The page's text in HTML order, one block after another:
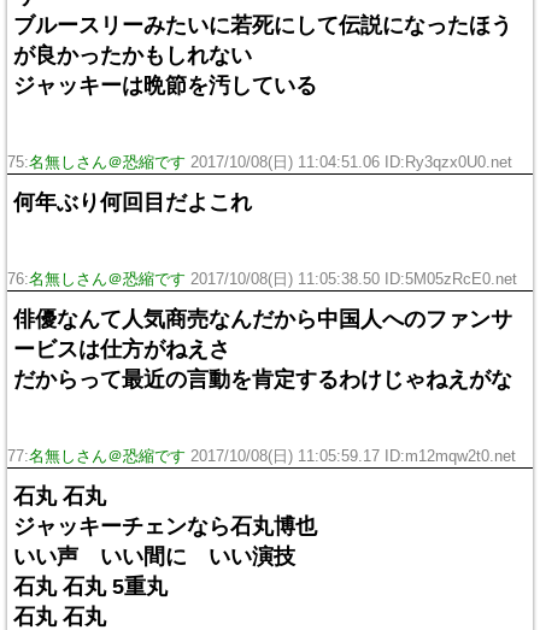
ブルースリーみたいに若死にして伝説になったほう
が良かったかもしれない
ジャッキーは晩節を汚している
75:名無しさん＠恐縮です 2017/10/08(日) 11:04:51.06 ID:Ry3qzx0U0.net
何年ぶり何回目だよこれ
76:名無しさん＠恐縮です 2017/10/08(日) 11:05:38.50 ID:5M05zRcE0.net
俳優なんて人気商売なんだから中国人へのファンサ
ービスは仕方がねえさ
だからって最近の言動を肯定するわけじゃねえがな
77:名無しさん＠恐縮です 2017/10/08(日) 11:05:59.17 ID:m12mqw2t0.net
石丸 石丸
ジャッキーチェンなら石丸博也
いい声 いい間に いい演技
石丸 石丸 5重丸
石丸 石丸